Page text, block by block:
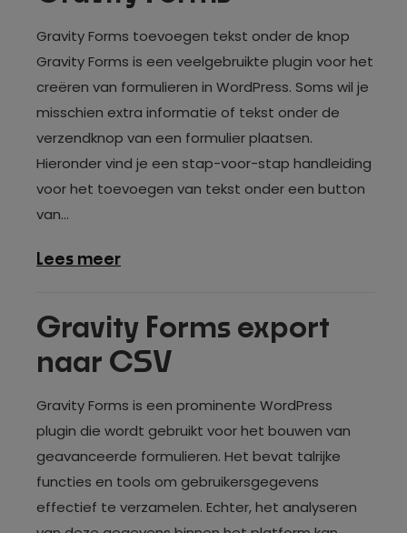
Forms
Gravity Forms toevoegen tekst onder de knop
Gravity Forms is een veelgebruikte plugin voor het
creëren van formulieren in WordPress. Soms wil je
misschien extra informatie of tekst onder de
verzendknop van een formulier plaatsen.
Hieronder vind je een stap-voor-stap handleiding
voor het toevoegen van tekst onder een button
van...
Lees meerover
verzendbutton
Gravity
Gravity Forms export
naar CSV
Gravity Forms is een prominente WordPress
plugin die wordt gebruikt voor het bouwen van
geavanceerde formulieren. Het bevat talrijke
functies en tools om gebruikersgegevens
effectief te verzamelen. Echter, het analyseren